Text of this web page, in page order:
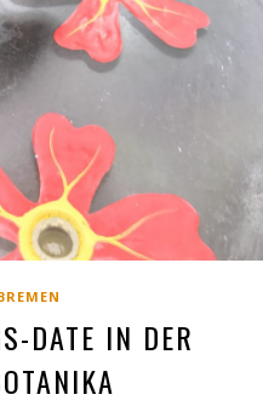
DATE IN DER